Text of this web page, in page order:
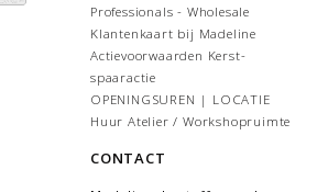
Professionals - Wholesale
Klantenkaart bij Madeline
Actievoorwaarden Kerst-
spaaractie
OPENINGSUREN | LOCATIE
Huur Atelier / Workshopruimte
CONTACT